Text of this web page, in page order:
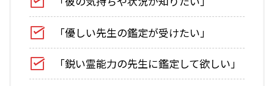
「優しい先生の鑑定が受けたい」
「鋭い霊能力の先生に鑑定して欲しい」